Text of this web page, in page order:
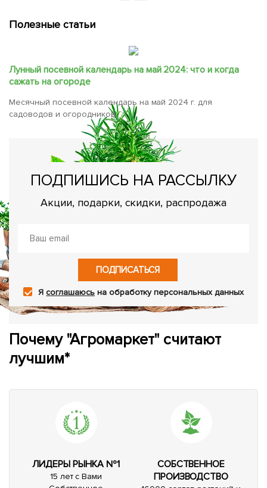
Полезные статьи
Лунный посевной календарь на май 2024: что и когда
сажать на огороде
Месячный посевной календарь на май 2024 г. для
садоводов и огородников.
ПОДПИШИСЬ НА РАССЫЛКУ
Акции, подарки, скидки, распродажа
ПОДПИСАТЬСЯ
Ясоглашаюсь на обработку персональных данных
Почему "Агромаркет" считают
лучшим*
ЛИДЕРЫ РЫНКА №1
15 лет с Вами
СОБСТВЕННОЕ
ПРОИЗВОДСТВО